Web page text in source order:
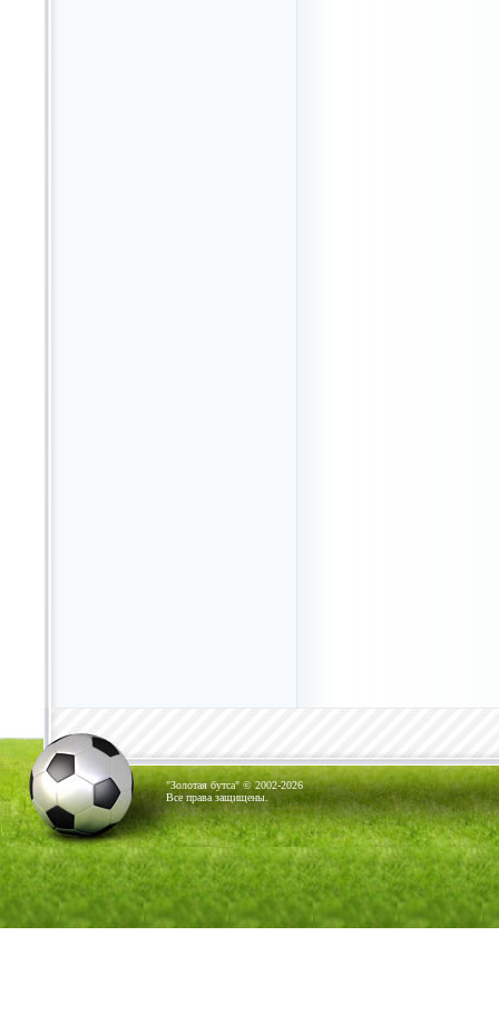
"Золотая бутса" © 2002-2026
Все права защищены.